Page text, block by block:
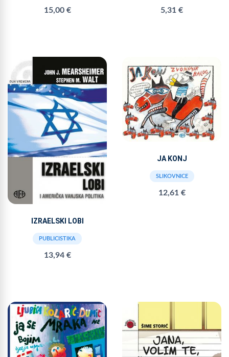
15,00 € 5,31 €
IZRAELSKI LOBI
PUBLICISTIKA
13,94 €
JA KONJ
SLIKOVNICE
12,61 €